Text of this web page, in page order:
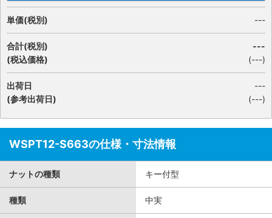
単価(税別) ---
合計(税別)
(税込価格)
---
(---)
出荷日
(参考出荷日)
---
(---)
WSPT12-S663の仕様・寸法情報
ナットの種類 キー付型
種類 中実